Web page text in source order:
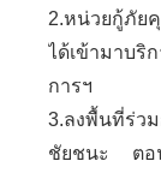
2.หน่วยกู้ภัย
ได้เข้ามาบ
การฯ
3.ลงพื้นที่ร่ว
ชัยชนะ ตอ